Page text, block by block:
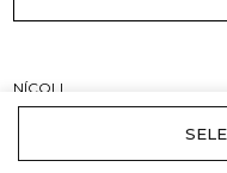
NÍCOLI
Origen y Marca